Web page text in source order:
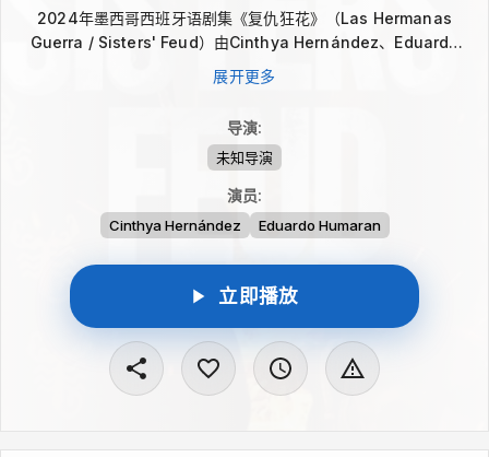
2024年墨西哥西班牙语剧集《复仇狂花》（Las Hermanas
Guerra / Sisters' Feud）由Cinthya Hernández、Eduardo
Humaran主演，故事从一名女子的狱中处境展开。她多年未能见
到失散的女儿，始终想寻回这段母女联系；然而，当她拒绝参与妹
拉扯。
展开更多
导演:
未知导演
演员:
Cinthya Hernández Eduardo Humaran
立即播放